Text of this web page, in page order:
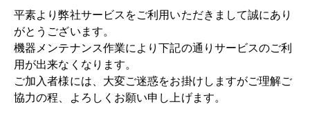
平素より弊社サービスをご利用いただきまして誠にあり
がとうございます。
機器メンテナンス作業により下記の通りサービスのご利
用が出来なくなります。
ご加入者様には、大変ご迷惑をお掛けしますがご理解ご
協力の程、よろしくお願い申し上げます。